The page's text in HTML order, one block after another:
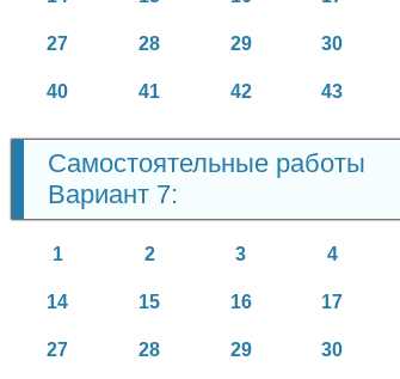
27 28 29 30
40 41 42 43
Самостоятельные работы
Вариант 7:
1 2 3 4
14 15 16 17
27 28 29 30